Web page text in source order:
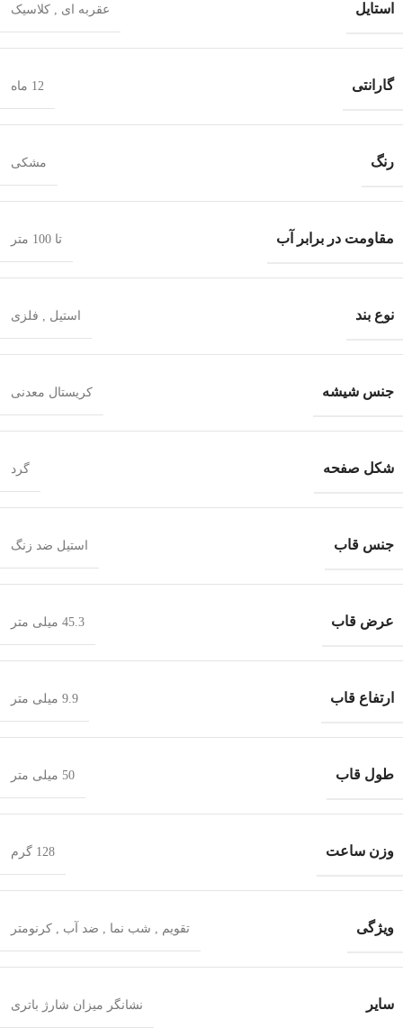
استایل عقربه ای , کلاسیک
گارانتی 12 ماه
رنگ مشکی
مقاومت در برابر آب تا 100 متر
نوع بند استیل , فلزی
جنس شیشه کریستال معدنی
شکل صفحه گرد
جنس قاب استیل ضد زنگ
عرض قاب 45.3 میلی متر
ارتفاع قاب 9.9 میلی متر
طول قاب 50 میلی متر
وزن ساعت 128 گرم
ویژگی تقویم , شب‌ نما , ضد آب , کرنومتر
سایر نشانگر میزان شارژ باتری